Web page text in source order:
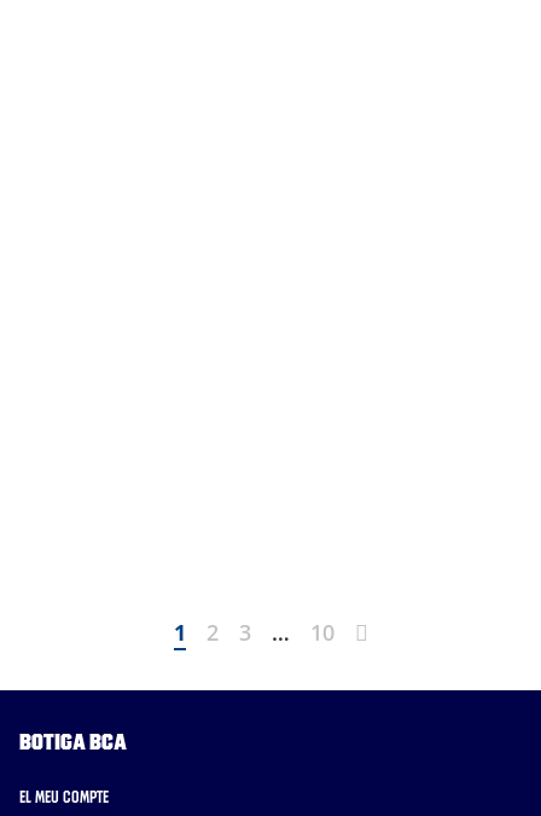
1 2 3 … 10
Botiga BCA
El meu compte